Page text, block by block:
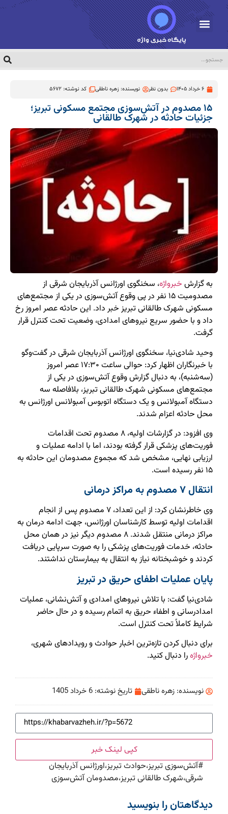
6 خرداد 1405 بدون نظر نویسنده:زهره ناطقی کد نوشته: 5672
۱۵ مصدوم در آتش‌سوزی مجتمع مسکونی تبریز؛
جزئیات حادثه در شهرک طالقانی
به گزارش خبرواژه، سخنگوی اورژانس آذربایجان شرقی از
مصدومیت ۱۵ نفر در پی وقوع آتش‌سوزی در یکی از مجتمع‌های
مسکونی شهرک طالقانی تبریز خبر داد. این حادثه عصر امروز رخ
داد و با حضور سریع نیروهای امدادی، وضعیت تحت کنترل قرار
گرفت.
وحید شادی‌نیا، سخنگوی اورژانس آذربایجان شرقی در گفت‌وگو
با خبرنگاران اظهار کرد: حوالی ساعت ۱۷:۳۰ عصر امروز
(سه‌شنبه)، به دنبال گزارش وقوع آتش‌سوزی در یکی از
مجتمع‌های مسکونی شهرک طالقانی تبریز، بلافاصله سه
دستگاه آمبولانس و یک دستگاه اتوبوس آمبولانس اورژانس به
محل حادثه اعزام شدند.
وی افزود: در گزارشات اولیه، ۸ مصدوم تحت اقدامات
فوریت‌های پزشکی قرار گرفته بودند، اما با ادامه عملیات و
ارزیابی نهایی، مشخص شد که مجموع مصدومان این حادثه به
۱۵ نفر رسیده است.
انتقال ۷ مصدوم به مراکز درمانی
وی خاطرنشان کرد: از این تعداد، ۷ مصدوم پس از انجام
اقدامات اولیه توسط کارشناسان اورژانس، جهت ادامه درمان به
مراکز درمانی منتقل شدند. ۸ مصدوم دیگر نیز در همان محل
حادثه، خدمات فوریت‌های پزشکی را به صورت سرپایی دریافت
کردند و خوشبختانه نیاز به انتقال به بیمارستان نداشتند.
پایان عملیات اطفای حریق در تبریز
شادی‌نیا گفت: با تلاش نیروهای امدادی و آتش‌نشانی، عملیات
امدادرسانی و اطفاء حریق به اتمام رسیده و در حال حاضر
شرایط کاملاً تحت کنترل است.
برای دنبال کردن تازه‌ترین اخبار حوادث و رویدادهای شهری،
خبرواژهرا دنبال کنید.
نویسنده: زهره ناطقی تاریخ نوشته: 6 خرداد 1405
کپی لینک خبر
#آتش‌سوزی تبریز،حوادث تبریز،اورژانس آذربایجان
شرقی،شهرک طالقانی تبریز،مصدومان آتش‌سوزی
دیدگاهتان را بنویسید